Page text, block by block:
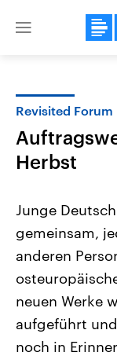
Close
Landtagswahl
2026
Alle Informationen
September 2026
Bundesland von
Revisited
Herbst
Junge
gemeinsam,
anderen
neuen Werke
aufgeführt
noch in